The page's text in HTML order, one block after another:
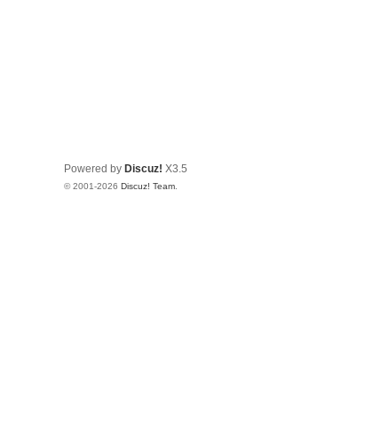
Powered by Discuz! X3.5
© 2001-2026 Discuz! Team